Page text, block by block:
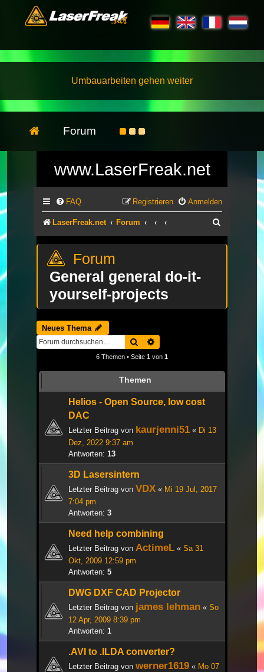
Umbauarbeiten gehen weiter
Forum
www.LaserFreak.net
FAQ Anmelden
Registrieren
LaserFreak.net Forum
General general do-it-
yourself-projects
Neues Thema
Suche
6 Themen • Seite 1 von 1
Themen
Helios - Open Source, low cost
DAC
Letzter Beitrag von kaurjenni51 « Di 13
Dez, 2022 9:37 am
Antworten: 13
3D Lasersintern
Letzter Beitrag von VDX « Mi 19 Jul, 2017
7:04 pm
Antworten: 3
Need help combining
Letzter Beitrag von ActimeL « Sa 31
Okt, 2009 12:59 pm
Antworten: 5
DWG DXF CAD Projector
Letzter Beitrag von james lehman « So
12 Apr, 2009 8:39 pm
Antworten: 1
.AVI to .ILDA converter?
Letzter Beitrag von werner1619 « Mo 07